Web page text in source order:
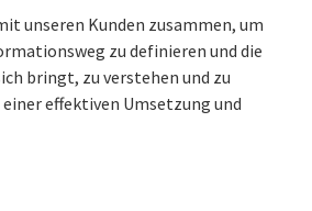
unseren Kunden zusammen, um
zu definieren und die
bringt, zu verstehen und zu
effektiven Umsetzung und